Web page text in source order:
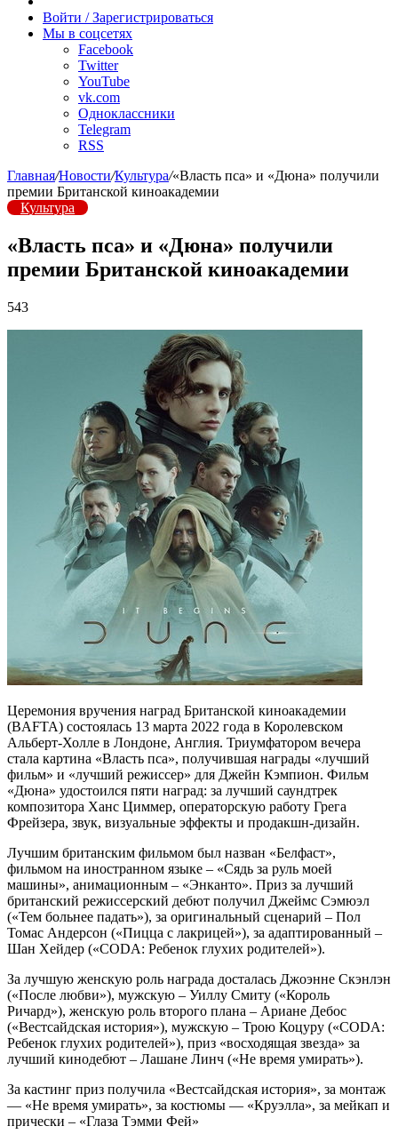
радио
Войти / Зарегистрироваться
Мы в соцсетях
Facebook
Twitter
YouTube
vk.com
Одноклассники
Telegram
RSS
Главная/Новости/Культура/«Власть пса» и «Дюна» получили
премии Британской киноакадемии
Культура
«Власть пса» и «Дюна» получили
премии Британской киноакадемии
543
Церемония вручения наград Британской киноакадемии
(BAFTA) состоялась 13 марта 2022 года в Королевском
Альберт-Холле в Лондоне, Англия. Триумфатором вечера
стала картина «Власть пса», получившая награды «лучший
фильм» и «лучший режиссер» для Джейн Кэмпион. Фильм
«Дюна» удостоился пяти наград: за лучший саундтрек
композитора Ханс Циммер, операторскую работу Грега
Фрейзера, звук, визуальные эффекты и продакшн-дизайн.
Лучшим британским фильмом был назван «Белфаст»,
фильмом на иностранном языке – «Сядь за руль моей
машины», анимационным – «Энканто». Приз за лучший
британский режиссерский дебют получил Джеймс Сэмюэл
(«Тем больнее падать»), за оригинальный сценарий – Пол
Томас Андерсон («Пицца с лакрицей»), за адаптированный –
Шан Хейдер («CODA: Ребенок глухих родителей»).
За лучшую женскую роль награда досталась Джоэнне Скэнлэн
(«После любви»), мужскую – Уиллу Смиту («Король
Ричард»), женскую роль второго плана – Ариане Дебос
(«Вестсайдская история»), мужскую – Трою Коцуру («CODA:
Ребенок глухих родителей»), приз «восходящая звезда» за
лучший кинодебют – Лашане Линч («Не время умирать»).
За кастинг приз получила «Вестсайдская история», за монтаж
— «Не время умирать», за костюмы — «Круэлла», за мейкап и
прически – «Глаза Тэмми Фей»